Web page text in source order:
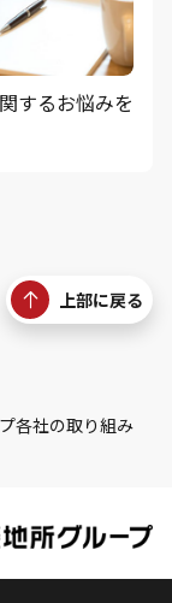
するお悩みを
上部に戻る
各社の取り組み